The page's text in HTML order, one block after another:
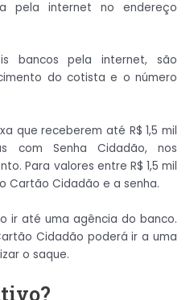
pela internet no endereço
bancos pela internet, são
do cotista e o número
que receberem até R$ 1,5 mil
com Senha Cidadão, nos
Para valores entre R$ 1,5 mil
Cartão Cidadão e a senha.
ir até uma agência do banco.
Cidadão poderá ir a uma
o saque.